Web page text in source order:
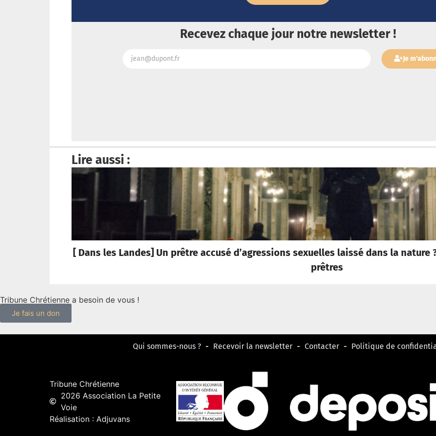
Recevez chaque jour notre newsletter !
Je
Lire aussi :
[ Dans les Landes] Un prêtre accusé d’agressions sexuelles laissé dans la nature
prêtres
Tribune Chrétienne a besoin de vous !
Je fais un don
Qui sommes-nous ? Recevoir la newsletter Contacter Politique de
Tribune Chrétienne
2026 Association La Petite
Voie
Réalisation : Adjuvans